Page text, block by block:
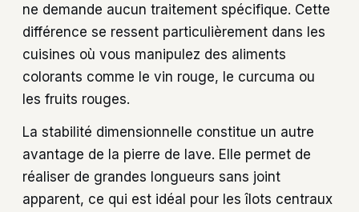
ne demande aucun traitement spécifique. Cette
différence se ressent particulièrement dans les
cuisines où vous manipulez des aliments
colorants comme le vin rouge, le curcuma ou
les fruits rouges.
La stabilité dimensionnelle constitue un autre
avantage de la pierre de lave. Elle permet de
réaliser de grandes longueurs sans joint
apparent, ce qui est idéal pour les îlots centraux